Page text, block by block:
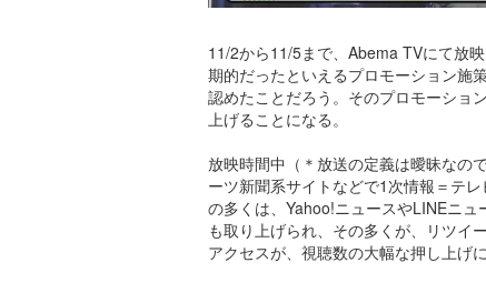
11/2から11/5まで、Abema TVにて放
期的だったといえるプロモーション施
認めたことだろう。そのプロモーショ
上げることになる。
放映時間中（＊放送の定義は曖昧なの
ーツ新聞系サイトなどで1次情報＝テ
の多くは、Yahoo!ニュースやLINEニ
も取り上げられ、その多くが、リツイ
アクセスが、視聴数の大幅な押し上げ